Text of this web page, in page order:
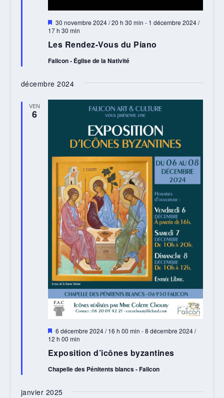
Les Rendez-Vous du Piano
Mis
en
30 novembre 2024 / 20 h 30 min - 1 décembre 2024 /
17 h 30 min
Falicon - Église de la Nativité
décembre 2024
VEN
6
Exposition d’icônes byzantines
Mis
en
6 décembre 2024 / 16 h 00 min -8 décembre 2024 /
12 h 00 min
Chapelle des Pénitents blancs - Falicon
janvier 2025